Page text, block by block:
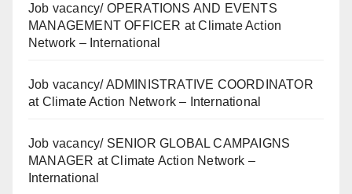
Job vacancy/ OPERATIONS AND EVENTS
MANAGEMENT OFFICER at Climate Action
Network – International
Job vacancy/ ADMINISTRATIVE COORDINATOR
at Climate Action Network – International
Job vacancy/ SENIOR GLOBAL CAMPAIGNS
MANAGER at Climate Action Network –
International